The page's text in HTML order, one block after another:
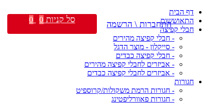
דף הבית
התאוששות
חבלי קפיצה
- חבלי קפיצה מהירים
- סייקלון - מוצר הדגל
- חבלי קפיצה כבדים
- אביזרים לחבלי קפיצה מהירים
- אביזרים לחבלי קפיצה כבדים
חגורות
- חגורות הרמת משקולות/קרוספיט
- חגורות פאוורליפטינג
התחברות \ הרשמה סל קניות 0
0